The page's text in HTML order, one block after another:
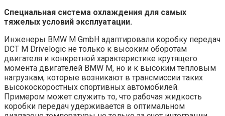
Специальная система охлаждения для самых
тяжелых условий эксплуатации.
Инженеры BMW M GmbH адаптировали коробку передач
DCT М Drivelogic не только к высоким оборотам
двигателя и конкретной характеристике крутящего
момента двигателей BMW M, но и к высоким тепловым
нагрузкам, которые возникают в трансмиссии таких
высокоскоростных спортивных автомобилей.
Примером может служить то, что рабочая жидкость
коробки передач удерживается в оптимальном